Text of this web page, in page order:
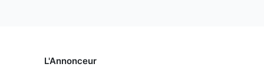
L'Annonceur